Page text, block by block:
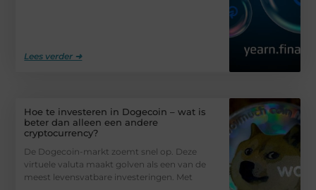
Lees verder ➜
Hoe te investeren in Dogecoin – wat is
beter dan alleen een andere
cryptocurrency?
De Dogecoin-markt zoemt snel op. Deze
virtuele valuta maakt golven als een van de
meest levensvatbare investeringen. Met